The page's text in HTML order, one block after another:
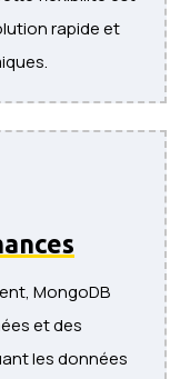
rapide et
MongoDB
et des
les données